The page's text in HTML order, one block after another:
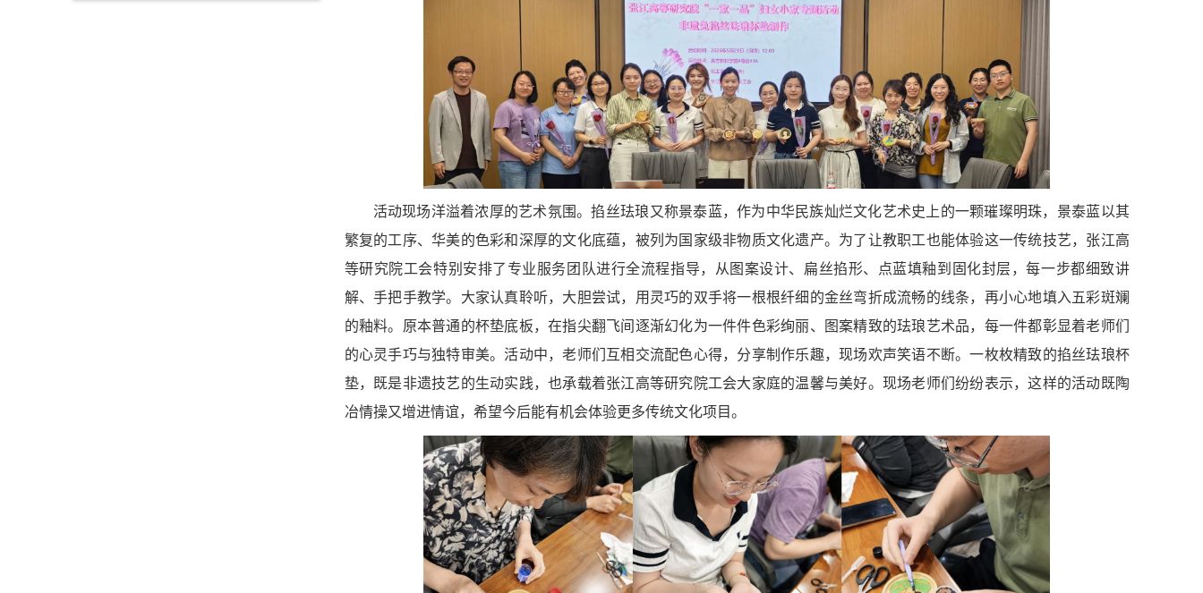
活动现场洋溢着浓厚的艺术氛围。掐丝珐琅又称景泰蓝，作为中华民族灿烂文化艺术史上的一颗璀璨明珠，景泰蓝以其
繁复的工序、华美的色彩和深厚的文化底蕴，被列为国家级非物质文化遗产。为了让教职工也能体验这一传统技艺，张江高
等研究院工会特别安排了专业服务团队进行全流程指导，从图案设计、扁丝掐形、点蓝填釉到固化封层，每一步都细致讲
解、手把手教学。大家认真聆听，大胆尝试，用灵巧的双手将一根根纤细的金丝弯折成流畅的线条，再小心地填入五彩斑斓
的釉料。原本普通的杯垫底板，在指尖翻飞间逐渐幻化为一件件色彩绚丽、图案精致的珐琅艺术品，每一件都彰显着老师们
的心灵手巧与独特审美。活动中，老师们互相交流配色心得，分享制作乐趣，现场欢声笑语不断。一枚枚精致的掐丝珐琅杯
垫，既是非遗技艺的生动实践，也承载着张江高等研究院工会大家庭的温馨与美好。现场老师们纷纷表示，这样的活动既陶
冶情操又增进情谊，希望今后能有机会体验更多传统文化项目。